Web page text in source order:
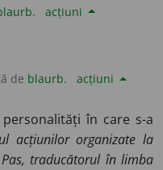
acțiuni
de blaurb. acțiuni
în care s-a
acțiunilor organizate la
traducătorul în limba